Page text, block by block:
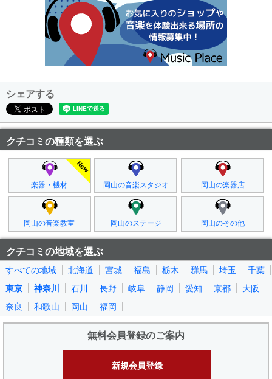
シェアする
クチコミの種類を選ぶ
楽器・機材 岡山の音楽スタジオ 岡山の楽器店
岡山の音楽教室 岡山のステージ 岡山のその他
クチコミの地域を選ぶ
すべての地域 北海道 宮城 福島 栃木 群馬 埼玉
千葉
東京
神奈川 石川 長野 岐阜 静岡 愛知 京都
大阪
奈良
和歌山 岡山 福岡
無料会員登録のご案内
新規会員登録